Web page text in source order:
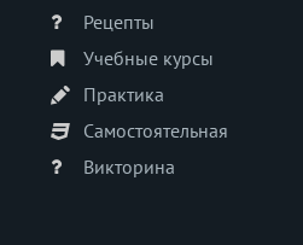
Рецепты
Учебные курсы
Практика
Самостоятельная
Викторина